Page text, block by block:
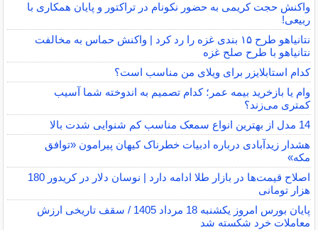
واکنش حجت کریمی به حضور نکونام در تراکتور و پایان همکاری با
ربیعی!
نتانیاهو طرح ۱۵ بندی غزه را رد کرد | واکنش حماس به مخالفت
نتانیاهو با طرح صلح غزه
کدام استابلایزر برای ویلای من مناسب است؟
وام یا بازخرید بیمه عمر؛ کدام تصمیم به اندوخته شما آسیب
کمتری می‌زند؟
14 مدل از بهترین انواع سمعک مناسب کم شنوایی شدت بالا
هشدار زیدآبادی درباره ادبیات خطرناک کیهان پیرامون «توافق
مکه»
اصلاح قیمت‌ها در بازار طلا ادامه دارد | نوسان دلار در کریدور 180
هزار تومانی
پایان بورس امروز یکشنبه 18 مرداد 1405 / سقف تاریخی ارزش
معاملات خرد شکسته شد